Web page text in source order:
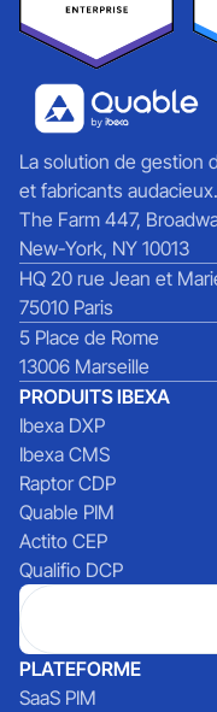
La solution de gestion
et fabricants audacieux.
The Farm 447,
New-York, NY 10013
HQ 20 rue Jean et
75010 Paris
5 Place de Rome
13006 Marseille
PRODUITS IBEXA
Ibexa DXP
Ibexa CMS
Raptor CDP
Quable PIM
Actito CEP
Qualifio DCP
PLATEFORME
SaaS PIM